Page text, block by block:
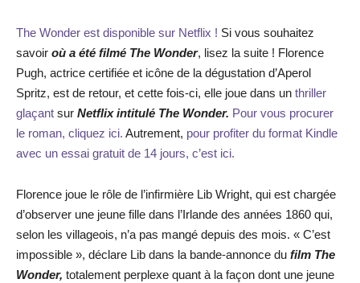
The Wonder est disponible sur Netflix ! Si vous souhaitez
savoir où a été filmé The Wonder, lisez la suite ! Florence
Pugh, actrice certifiée et icône de la dégustation d’Aperol
Spritz, est de retour, et cette fois-ci, elle joue dans un thriller
glaçant sur Netflix intitulé The Wonder. Pour vous procurer
le roman, cliquez ici. Autrement, pour profiter du format Kindle
avec un essai gratuit de 14 jours, c’est ici.
Florence joue le rôle de l’infirmière Lib Wright, qui est chargée
d’observer une jeune fille dans l’Irlande des années 1860 qui,
selon les villageois, n’a pas mangé depuis des mois. « C’est
impossible », déclare Lib dans la bande-annonce du film The
Wonder, totalement perplexe quant à la façon dont une jeune